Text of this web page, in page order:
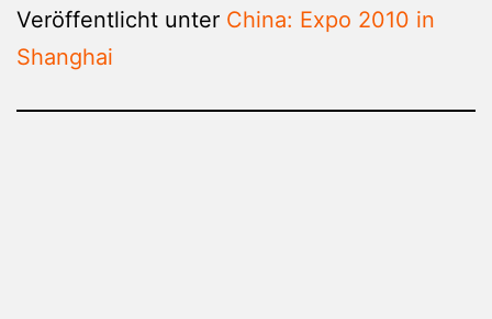
Veröffentlicht unter China: Expo 2010 in
Shanghai